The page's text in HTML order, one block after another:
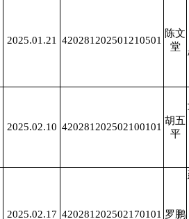
2025.01.21 420281202501210501
陈文
堂
2025.02.10 420281202502100101
胡五
平
2025.02.17 420281202502170101 罗鹏